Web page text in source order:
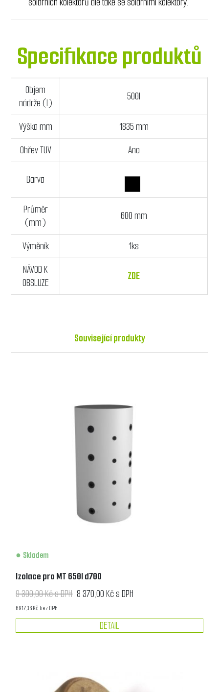
Specifikace produktů
Objem
nádrže (l)
500l
Výška mm
1835 mm
Ohřev TUV
Ano
Barva
Průměr
(mm)
600 mm
Výměník
1ks
NÁVOD K
OBSLUZE
ZDE
Související produkty
Skladem
Izolace pro MT 650l d700
9 300,00 Kč s DPH 8 370,00 Kč s DPH
6 917,36 Kč bez DPH
DETAIL